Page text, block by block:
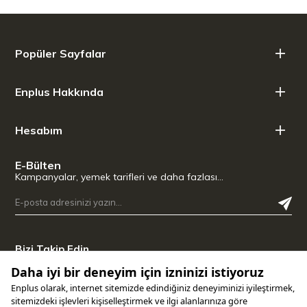
Bu pişirme yöntemi, sağlıklı, sulu ve aromatik bir keyif sağlar.
Yuvarlak cam kapaklı döküm sote tenceresi, indüksiyon ve fırın dahil
tasarrufludur ve siyah rengi tencerede lezzetli yemekler sunmanızı
Et, balık ya da sebzelerin pişmesi ve yavaş pişirilmesi için
Sulu ve hassas bir pişirme sonucu için ideal
Indüksiyon dahil tüm ocak tipleri için uygun, fırında ve ızgarada da
kullanılabilir.
Popüler Sayfalar
Enplus Hakkında
Hesabım
E-Bülten
Kampanyalar, yemek tarifleri ve daha fazlası…
Bizi Takip Edin